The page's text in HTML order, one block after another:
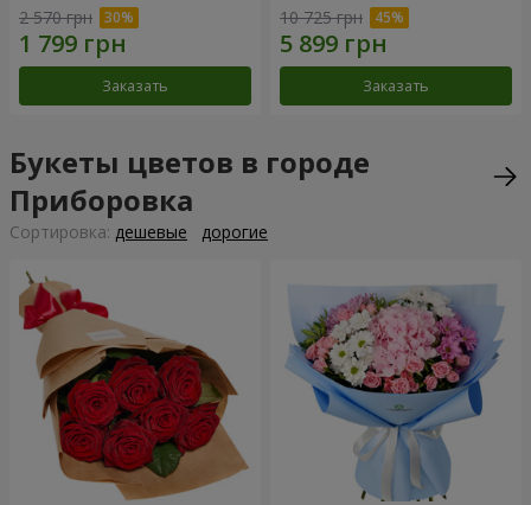
2 570 грн
Заказать
10 725 грн
Заказать
Букеты цветов в городе
Приборовка
Cортировка: дешевые дорогие